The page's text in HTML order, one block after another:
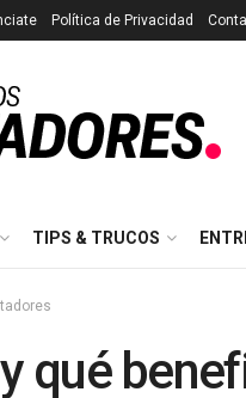
Política de Privacidad
TIPS & TRUCOS
qué